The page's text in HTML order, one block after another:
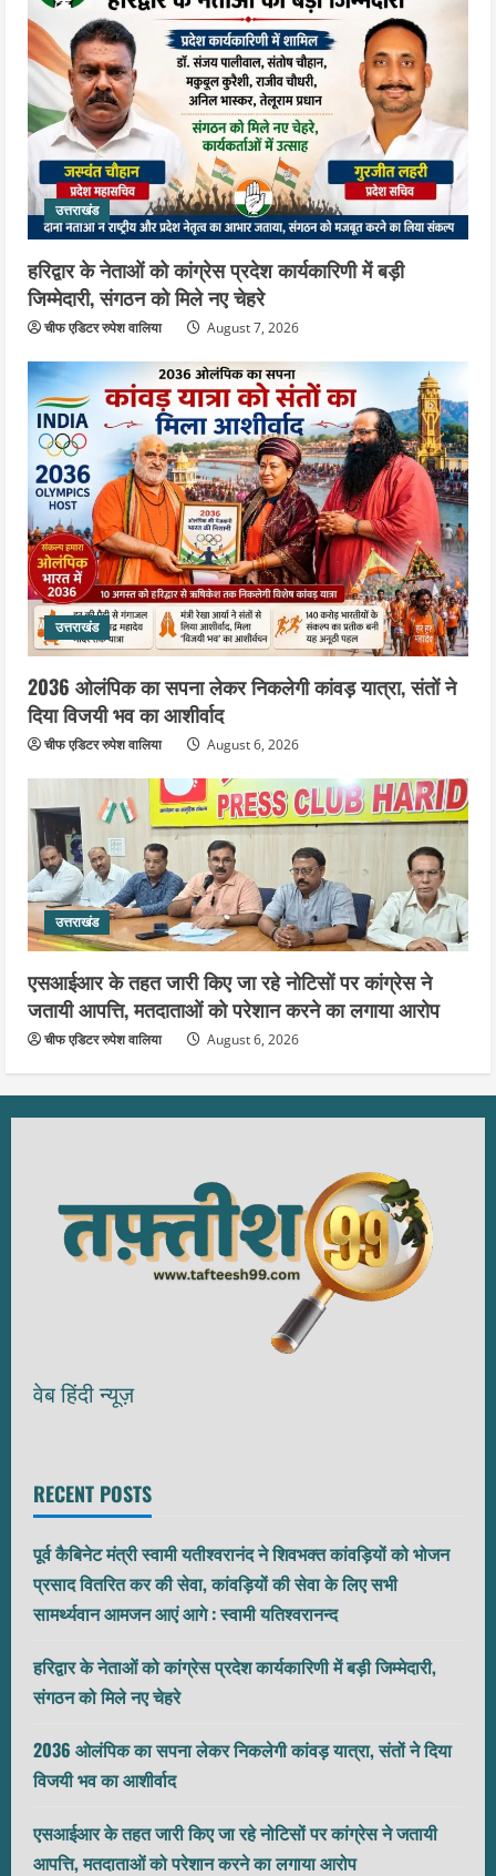
उत्तराखंड
हरिद्वार के नेताओं को कांग्रेस प्रदेश कार्यकारिणी में बड़ी
जिम्मेदारी, संगठन को मिले नए चेहरे
चीफ एडिटर रुपेश वालिया August 7, 2026
उत्तराखंड
2036 ओलंपिक का सपना लेकर निकलेगी कांवड़ यात्रा, संतों ने
दिया विजयी भव का आशीर्वाद
चीफ एडिटर रुपेश वालिया August 6, 2026
उत्तराखंड
एसआईआर के तहत जारी किए जा रहे नोटिसों पर कांग्रेस ने
जतायी आपत्ति, मतदाताओं को परेशान करने का लगाया आरोप
चीफ एडिटर रुपेश वालिया August 6, 2026
वेब हिंदी न्यूज़
RECENT POSTS
पूर्व कैबिनेट मंत्री स्वामी यतीश्वरानंद ने शिवभक्त कांवड़ियों को भोजन
प्रसाद वितरित कर की सेवा, कांवड़ियों की सेवा के लिए सभी
सामर्थ्यवान आमजन आएं आगे : स्वामी यतिश्वरानन्द
हरिद्वार के नेताओं को कांग्रेस प्रदेश कार्यकारिणी में बड़ी जिम्मेदारी,
संगठन को मिले नए चेहरे
2036 ओलंपिक का सपना लेकर निकलेगी कांवड़ यात्रा, संतों ने दिया
विजयी भव का आशीर्वाद
एसआईआर के तहत जारी किए जा रहे नोटिसों पर कांग्रेस ने जतायी
आपत्ति, मतदाताओं को परेशान करने का लगाया आरोप